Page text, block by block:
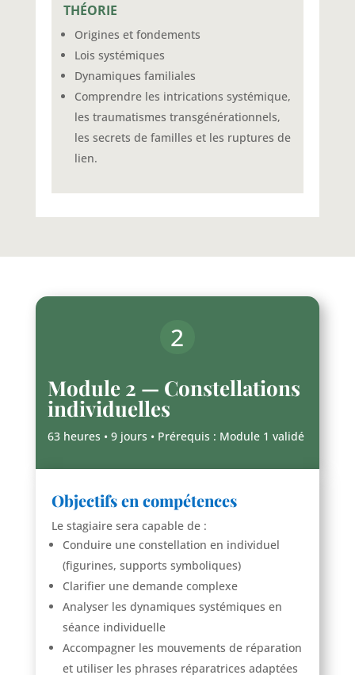
THÉORIE
Origines et fondements
Lois systémiques
Dynamiques familiales
Comprendre les intrications systémique,
les traumatismes transgénérationnels,
les secrets de familles et les ruptures de
lien.
2
Module 2 — Constellations
individuelles
63 heures • 9 jours • Prérequis : Module 1 validé
Objectifs en compétences
Le stagiaire sera capable de :
Conduire une constellation en individuel
(figurines, supports symboliques)
Clarifier une demande complexe
Analyser les dynamiques systémiques en
séance individuelle
Accompagner les mouvements de réparation
et utiliser les phrases réparatrices adaptées